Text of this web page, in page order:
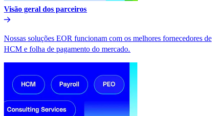
Visão geral dos parceiros​​
Nossas soluções EOR funcionam com os melhores fornecedores de
HCM e folha de pagamento do mercado.​​